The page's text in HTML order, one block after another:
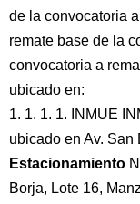
de la convocatoria
remate base de la
convocatoria a
ubicado en:
1. 1. 1. 1. INMUE
ubicado en Av. San
Estacionamiento
Borja, Lote 16,